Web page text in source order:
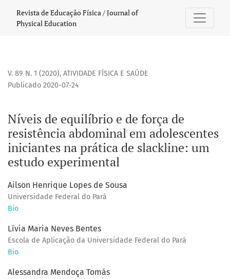
Níveis de equilíbrio e de força de resistência abdominal
Revista de Educação Física / Journal of
Physical Education
V. 89 N. 1 (2020), ATIVIDADE FÍSICA E SAÚDE
Níveis de equilíbrio e de força de
resistência abdominal em adolescentes
iniciantes na prática de slackline: um
estudo experimental
Publicado 2020-07-24
Ailson Henrique Lopes de Sousa
Universidade Federal do Pará
Bio
Lívia Maria Neves Bentes
Escola de Aplicação da Universidade Federal do Pará
Bio
Alessandra Mendoça Tomás